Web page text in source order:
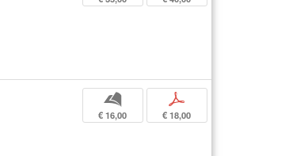
b
€ 16,00
p
€ 18,00